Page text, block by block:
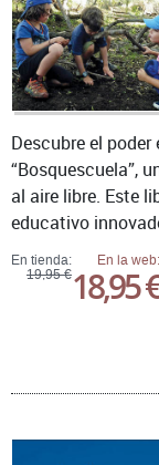
En tienda:
19,95 €
En la web:
18,95 €
Descubre el
“Bosquescuela”,
al aire libre. Este
educativo